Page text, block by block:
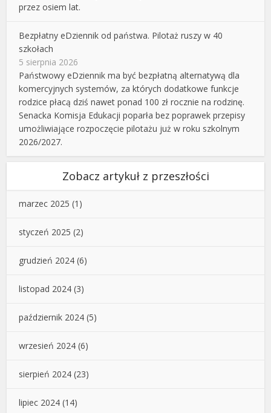
przez osiem lat.
Bezpłatny eDziennik od państwa. Pilotaż ruszy w 40
szkołach
5 sierpnia 2026
Państwowy eDziennik ma być bezpłatną alternatywą dla
komercyjnych systemów, za których dodatkowe funkcje
rodzice płacą dziś nawet ponad 100 zł rocznie na rodzinę.
Senacka Komisja Edukacji poparła bez poprawek przepisy
umożliwiające rozpoczęcie pilotażu już w roku szkolnym
2026/2027.
Zobacz artykuł z przeszłości
marzec 2025 (1)
styczeń 2025 (2)
grudzień 2024 (6)
listopad 2024 (3)
październik 2024 (5)
wrzesień 2024 (6)
sierpień 2024 (23)
lipiec 2024 (14)